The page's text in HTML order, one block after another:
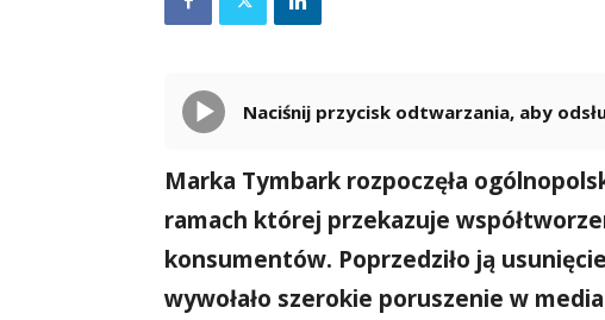
Naciśnij przycisk odtwarzania, aby
Marka Tymbark rozpoczęła
ramach której przekazuje
konsumentów. Poprzedziło ją
wywołało szerokie poruszenie w